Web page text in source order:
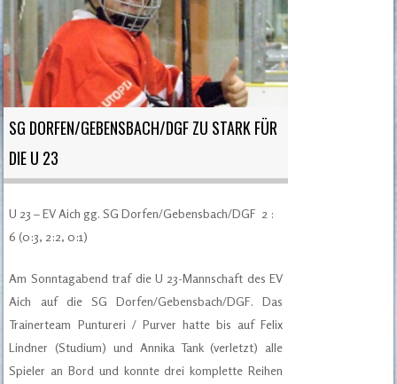
SG DORFEN/GEBENSBACH/DGF ZU STARK FÜR
DIE U 23
U 23 – EV Aich gg. SG Dorfen/Gebensbach/DGF 2 :
6 (0:3, 2:2, 0:1)
Am Sonntagabend traf die U 23-Mannschaft des EV
Aich auf die SG Dorfen/Gebensbach/DGF. Das
Trainerteam Puntureri / Purver hatte bis auf Felix
Lindner (Studium) und Annika Tank (verletzt) alle
Spieler an Bord und konnte drei komplette Reihen